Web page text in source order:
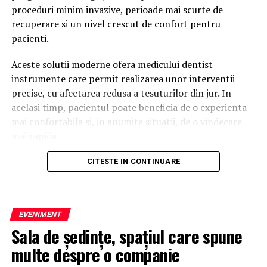
agenție SEO
Google afișa o listă de rezultate.
Persoana analiza mai multe site-uri și decidea ce
companie să contacteze.
Astăzi, aceeași persoană poate întreba:
linkuri.
proceduri minim invazive, perioade mai scurte de
recuperare si un nivel crescut de confort pentru
pacienti.
Aceste solutii moderne ofera medicului dentist
instrumente care permit realizarea unor interventii
precise, cu afectarea redusa a tesuturilor din jur. In
acelasi timp, pacientul poate beneficia de o experienta
mai confortabila si, in anumite situatii, de o vindecare
Printre inovatiile utilizate tot mai frecvent in
numeroase proceduri care pot beneficia de
functionalitatile acestei tehnologii. Multi pacienti au
auzit despre laser dentar, insa nu toti cunosc situatiile
in care acesta poate fi folosit si avantajele pe care le
ofera.
CITESTE IN CONTINUARE
EVENIMENT
Sala de ședințe, spațiul care spune
multe despre o companie